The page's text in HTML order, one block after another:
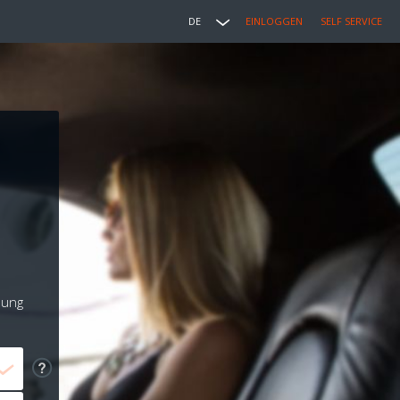
DE EINLOGGEN SELF SERVICE